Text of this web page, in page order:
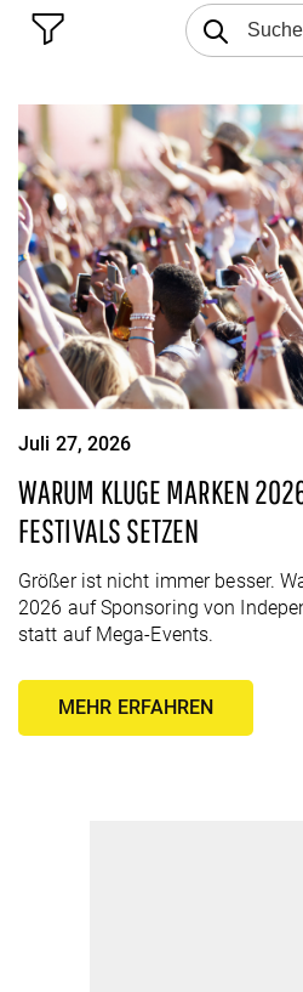
Juli 27, 2026
WARUM KLUGE MARKEN
FESTIVALS SETZEN
Größer ist nicht immer besser.
2026 auf Sponsoring von
statt auf Mega-Events.
MEHR ERFAHREN